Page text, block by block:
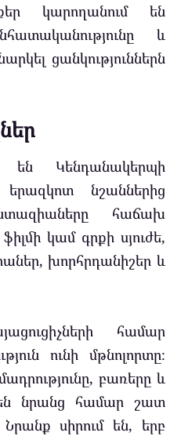
կարողանում են
և
ցանկություններն
են Կենդանակերպի
նշաններից
հաճախ
կամ գրքի սյուժե,
խորհրդանիշեր և
համար
ունի մթնոլորտը։
բառերը և
նրանց համար շատ
սիրում են, երբ